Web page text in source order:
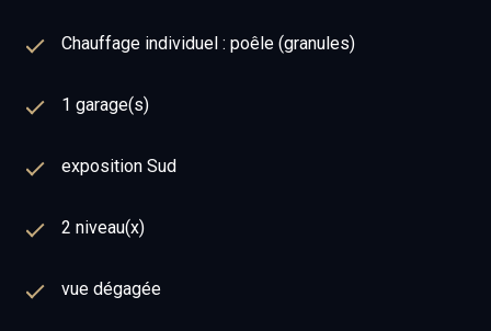
Chauffage individuel : poêle (granules)
1 garage(s)
exposition Sud
2 niveau(x)
vue dégagée